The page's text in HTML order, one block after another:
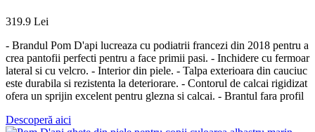
319.9 Lei
- Brandul Pom D'api lucreaza cu podiatrii francezi din 2018 pentru a
crea pantofii perfecti pentru a face primii pasi. - Inchidere cu fermoar
lateral si cu velcro. - Interior din piele. - Talpa exterioara din cauciuc
este durabila si rezistenta la deteriorare. - Contorul de calcai rigidizat
ofera un sprijin excelent pentru glezna si calcai. - Brantul fara profil
Descoperă aici